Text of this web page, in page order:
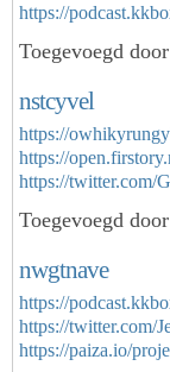
https://
Toegevoegd door
nstcyvel
https://
https://
https://twitter.com/
Toegevoegd door
nwgtnave
https://
https://twitter.com/
https://paiza.io/